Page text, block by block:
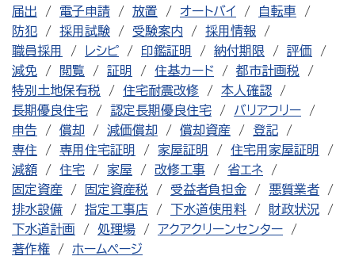
届出
電子申請 放置 オートバイ
自転車
防犯
採用試験 受験案内
採用情報
職員採用
レシピ 印鑑証明 納付期限
評価
減免
閲覧 証明 住基カード
都市計画税
特別土地保有税
住宅耐震改修
本人確認
長期優良住宅
認定長期優良住宅
バリアフリー
申告
償却 減価償却 償却資産
登記
専住
専用住宅証明 家屋証明
住宅用家屋証明
減額
住宅 家屋 改修工事
省エネ
固定資産
固定資産税 受益者負担金
悪質業者
排水設備
指定工事店 下水道使用料
財政状況
下水道計画
処理場
アクアクリーンセンター
著作権
ホームページ